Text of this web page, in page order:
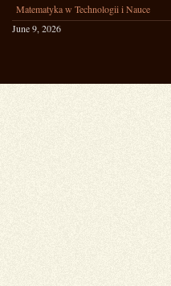
Matematyka w Technologii i Nauce
June 9, 2026